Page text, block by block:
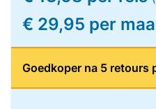
€ 29,95 per
Goedkoper na 5 retours